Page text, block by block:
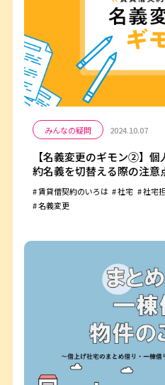
みんなの疑問 2024.10.07
【名義変更のギモン②】
約名義を切替える際の注意
賃貸借契約のいろは 社宅 社宅
名義変更